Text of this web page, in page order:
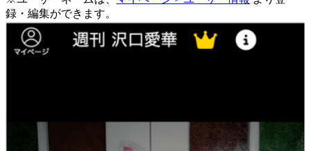
録・編集ができます。